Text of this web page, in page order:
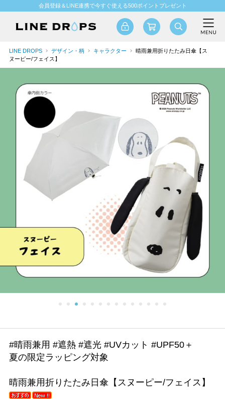
会員登録＆LINE連携で今すぐ使える500ポイントプレゼント
LINE DROPS デザイン・柄 キャラクター
晴雨兼用折りたたみ日傘【ス
ヌーピー/フェイス】
#晴雨兼用 #遮熱 #遮光 #UVカット #UPF50＋
夏の限定ラッピング対象
晴雨兼用折りたたみ日傘【スヌーピー/フェイス】